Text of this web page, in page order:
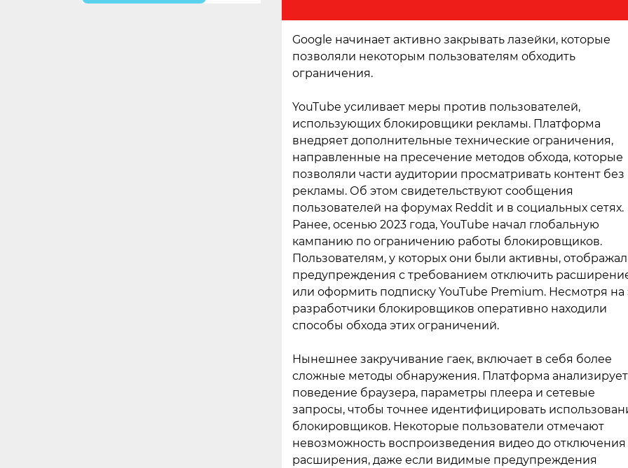
Google начинает активно закрывать лазейки, которые
позволяли некоторым пользователям обходить
ограничения.
YouTube усиливает меры против пользователей,
использующих блокировщики рекламы. Платформа
внедряет дополнительные технические ограничения,
направленные на пресечение методов обхода, которые
позволяли части аудитории просматривать контент без
рекламы. Об этом свидетельствуют сообщения
пользователей на форумах Reddit и в социальных сетях.
Ранее, осенью 2023 года, YouTube начал глобальную
кампанию по ограничению работы блокировщиков.
Пользователям, у которых они были активны,
предупреждения с требованием отключить
или оформить подписку YouTube Premium. Несмотря на
разработчики блокировщиков оперативно находили
способы обхода этих ограничений.
Нынешнее закручивание гаек, включает в себя более
сложные методы обнаружения. Платформа анализирует
поведение браузера, параметры плеера и сетевые
запросы, чтобы точнее идентифицировать
блокировщиков. Некоторые пользователи отмечают
невозможность воспроизведения видео до отключения
расширения, даже если видимые предупреждения